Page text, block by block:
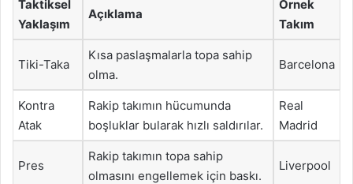
Taktiksel
Yaklaşım
Açıklama
Örnek
Takım
Tiki-Taka
Kısa paslaşmalarla topa sahip
olma.
Barcelona
Kontra
Atak
Rakip takımın hücumunda
boşluklar bularak hızlı saldırılar.
Real
Madrid
Pres
Rakip takımın topa sahip
olmasını engellemek için baskı.
Liverpool